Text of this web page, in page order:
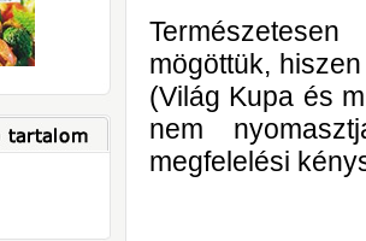
mögöttük,
(Világ Kupa és
nem
megfelelési